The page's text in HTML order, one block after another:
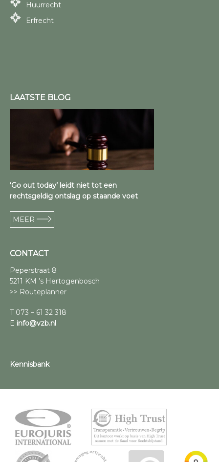
Huurrecht
Erfrecht
LAATSTE BLOG
‘Go out today’ leidt niet tot een
rechtsgeldig ontslag op staande voet
MEER
CONTACT
Peperstraat 8
5211 KM ’s Hertogenbosch
>> Routeplanner
T 073 – 61 32 318
E info@vzb.nl
Kennisbank